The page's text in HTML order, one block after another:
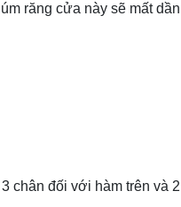
răng cửa này sẽ mất
chân đối với hàm trên và